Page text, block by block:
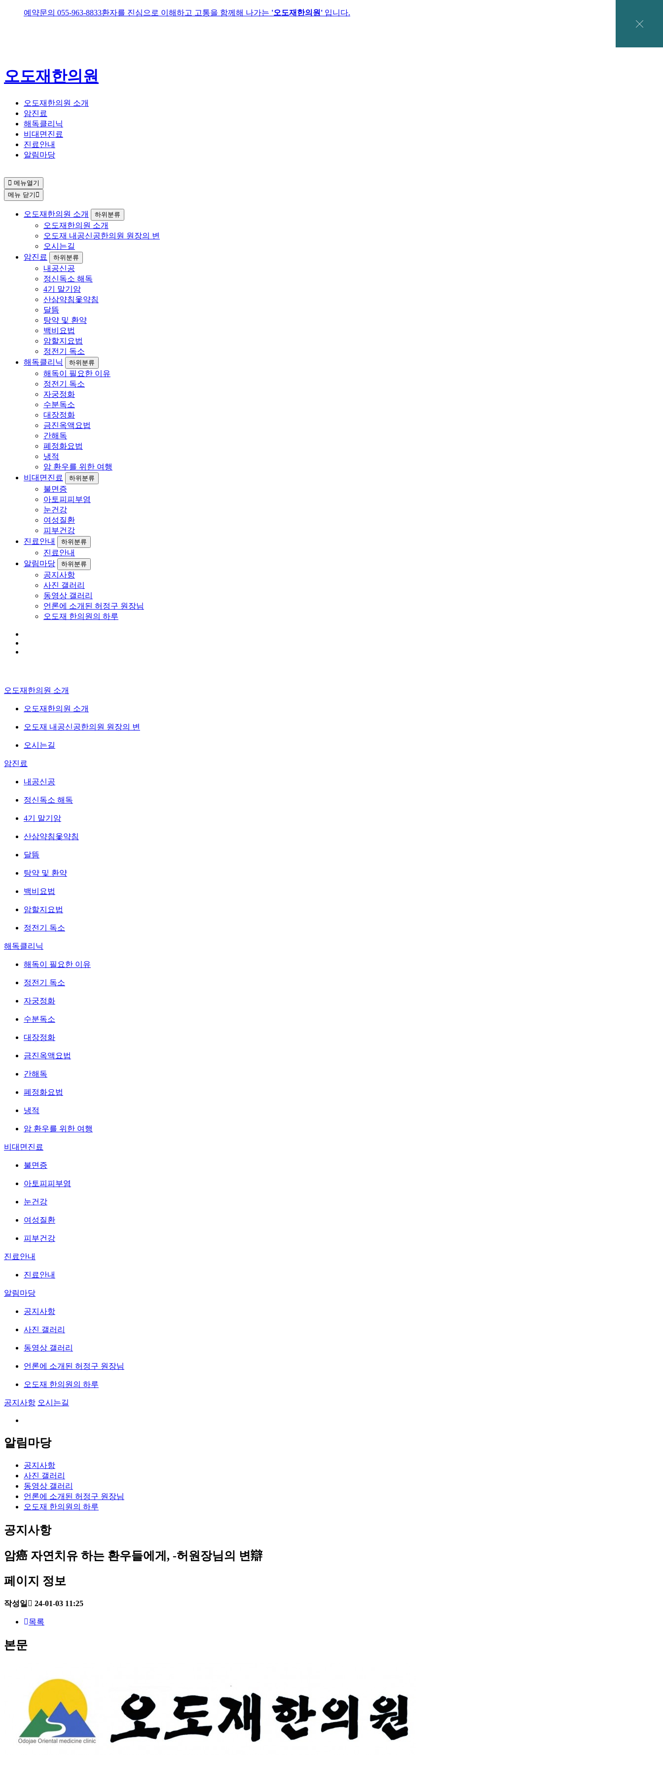
예약문의 055-963-8833환자를 진심으로 이해하고 고통을 함께해 나가는 '오도재한의원' 입니다.
오도재한의원
오도재한의원 소개
암진료
해독클리닉
비대면진료
진료안내
알림마당
메뉴열기
메뉴 닫기
오도재한의원 소개 하위분류
오도재한의원 소개
오도재 내공신공한의원 원장의 변
오시는길
암진료
하위분류
내공신공
정신독소 해독
4기 말기암
산삼약침옻약침
달뜸
탕약 및 환약
백비요법
암할지요법
정전기 독소
해독클리닉
하위분류
해독이 필요한 이유
정전기 독소
자궁정화
수분독소
대장정화
금진옥액요법
간해독
폐정화요법
냉적
암 환우를 위한 여행
비대면진료
하위분류
불면증
아토피피부염
눈건강
여성질환
피부건강
진료안내
하위분류
진료안내
알림마당
하위분류
공지사항
사진 갤러리
동영상 갤러리
언론에 소개된 허정구 원장님
오도재 한의원의 하루
오도재한의원 소개
오도재한의원 소개
오도재 내공신공한의원 원장의 변
오시는길
암진료
내공신공
정신독소 해독
4기 말기암
산삼약침옻약침
달뜸
탕약 및 환약
백비요법
암할지요법
정전기 독소
해독클리닉
해독이 필요한 이유
정전기 독소
자궁정화
수분독소
대장정화
금진옥액요법
간해독
폐정화요법
냉적
암 환우를 위한 여행
비대면진료
불면증
아토피피부염
눈건강
여성질환
피부건강
진료안내
진료안내
알림마당
공지사항
사진 갤러리
동영상 갤러리
언론에 소개된 허정구 원장님
오도재 한의원의 하루
공지사항 오시는길
알림마당
공지사항
사진 갤러리
동영상 갤러리
언론에 소개된 허정구 원장님
오도재 한의원의 하루
공지사항
암癌 자연치유 하는 환우들에게, -허원장님의 변辯
페이지 정보
작성일 24-01-03 11:25
목록
본문